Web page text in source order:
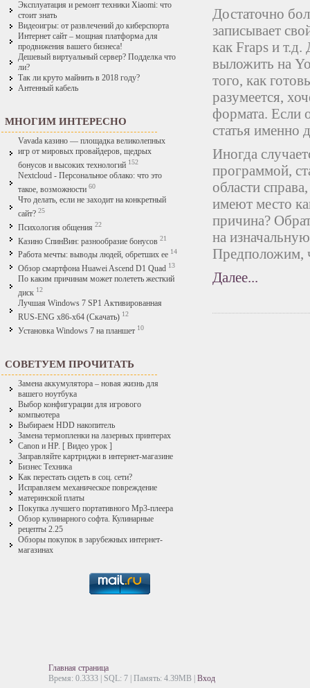
Эксплуатация и ремонт техники Xiaomi: что
стоит знать
Видеоигры: от развлечений до киберспорта
Интернет сайт – мощная платформа для
продвижения вашего бизнеса!
Дешевый виртуальный сервер? Подделка что
ли?
Так ли круто майнить в 2018 году?
Антенный кабель
МНОГИМ ИНТЕРЕСНО
Vavada казино — площадка великолепных
игр от мировых провайдеров, щедрых
бонусов и высоких технологий 152
Nextcloud - Персональное облако: что это
такое, возможности 60
Что делать, если не заходит на конкретный
сайт? 25
Психология общения 22
Казино СпинВин: разнообразие бонусов 21
Работа мечты: выводы людей, обретших ее 14
Обзор смартфона Huawei Ascend D1 Quad 13
По каким причинам может полететь жесткий
диск 12
Лучшая Windows 7 SP1 Активированная
RUS-ENG x86-x64 (Скачать) 12
Установка Windows 7 на планшет 10
СОВЕТУЕМ ПРОЧИТАТЬ
Замена аккумулятора – новая жизнь для
вашего ноутбука
Выбор конфигурации для игрового
компьютера
Выбираем HDD накопитель
Замена термопленки на лазерных принтерах
Canon и HP. [ Видео урок ]
Заправляйте картриджи в интернет-магазине
Бизнес Техника
Как перестать сидеть в соц. сети?
Исправляем механическое повреждение
материнской платы
Покупка лучшего портативного Mp3-плеера
Обзор кулинарного софта. Кулинарные
рецепты 2.25
Обзоры покупок в зарубежных интернет-
магазинах
Достаточно
записывает
как Fraps и т.д.
выложить на
того, как
разумеется,
формата. Если
статья именно
Иногда
программой,
области
имеют место
причина?
на
Предположим,
Далее...
Главная страница
Время: 0.3333 | SQL: 7 | Память: 4.39MB Вход